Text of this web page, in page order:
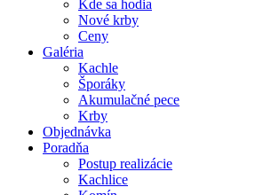
Kde sa hodia
Nové krby
Ceny
Galéria
Kachle
Šporáky
Akumulačné pece
Krby
Objednávka
Poradňa
Postup realizácie
Kachlice